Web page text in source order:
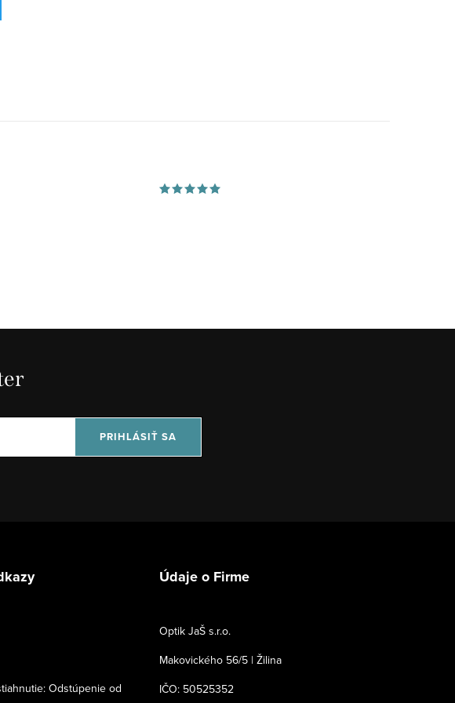
PRIHLÁSIŤ SA
Odstúpenie od
Údaje o Firme
Optik JaŠ s.r.o.
Makovického 56/5 | Žilina
IČO: 50525352